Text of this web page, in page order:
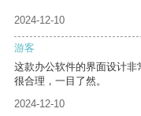
2024-12-10
游客
这款办公软件的界面设计
很合理，一目了然。
2024-12-10